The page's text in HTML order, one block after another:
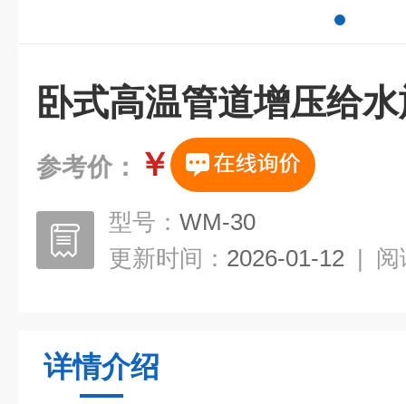
卧式高温管道增压给
参考价： ￥
型号： WM-30
更新时间： 2026-01-12 | 阅
详情介绍